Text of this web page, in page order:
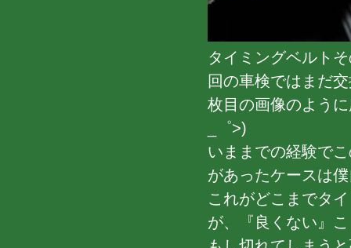
タイミングベルト
回の車検ではまだ
枚目の画像のよう
_゜>)
いままでの経験で
があったケースは
これがどこまでタ
が、『良くない』